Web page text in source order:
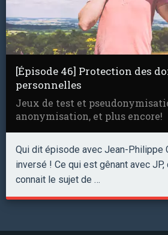
[Épisode 46] Protection des
personnelles
Jeux de test et
anonymisation, et plus encore!
Qui dit épisode avec Jean-Philippe
inversé ! Ce qui est gênant avec JP,
connait le sujet de …